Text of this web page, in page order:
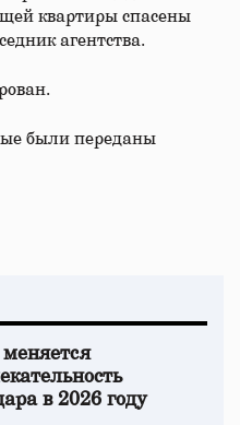
квартиры спасены
агентства.
были переданы
меняется
в 2026 году